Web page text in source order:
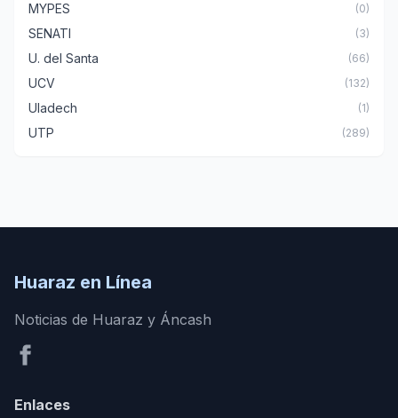
MYPES (0)
SENATI (3)
U. del Santa (66)
UCV (132)
Uladech (1)
UTP (289)
Huaraz en Línea
Noticias de Huaraz y Áncash
Enlaces